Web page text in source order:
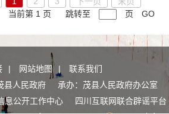
当前第 1 页 跳转至 页 GO
| 网站地图 |
联系我们
县人民政府 承办：茂县人民政府办公室
息公开工作中心
四川互联网联合辟谣平台